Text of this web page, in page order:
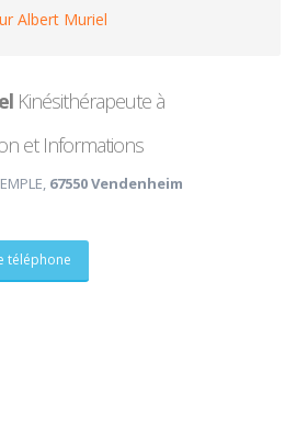
Albert Muriel
Kinésithérapeute à
et Informations
67550 Vendenheim
téléphone